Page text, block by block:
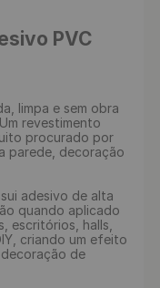
PVC
limpa e sem obra
revestimento
procurado por
parede, decoração
adesivo de alta
quando aplicado
escritórios, halls,
criando um efeito
de